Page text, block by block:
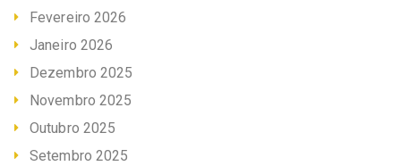
Fevereiro 2026
Janeiro 2026
Dezembro 2025
Novembro 2025
Outubro 2025
Setembro 2025